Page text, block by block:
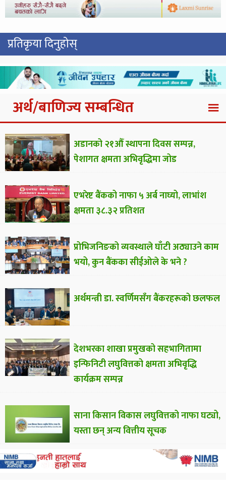
प्रतिकृया दिनुहोस्
अर्थ/बाणिज्य सम्बन्धित
अडानको २१औँ स्थापना दिवस सम्पन्न,
पेशागत क्षमता अभिवृद्धिमा जोड
एभरेष्ट बैंकको नाफा ५ अर्ब नाघ्यो, लाभांश
क्षमता ३८.३२ प्रतिशत
प्रोभिजनिङको व्यवस्थाले घाँटी अठ्याउने काम
भयो, कुन बैंकका सीईओले के भने ?
अर्थमन्त्री डा. स्वर्णिमसँग बैंकरहरूको छलफल
देशभरका शाखा प्रमुखको सहभागितामा
इन्फिनिटी लघुवित्तको क्षमता अभिवृद्धि
कार्यक्रम सम्पन्न
साना किसान विकास लघुवित्तको नाफा घट्यो,
यस्ता छन् अन्य वित्तीय सूचक